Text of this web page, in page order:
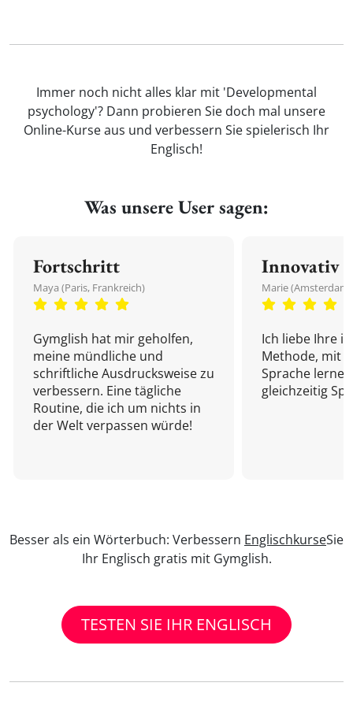
Immer noch nicht alles klar mit 'Developmental
psychology'? Dann probieren Sie doch mal unsere
Online-Kurse aus und verbessern Sie spielerisch Ihr
Englisch!
Was unsere User sagen:
Fortschritt
Maya (Paris, Frankreich)
Gymglish hat mir geholfen,
meine mündliche und
schriftliche Ausdrucksweise zu
verbessern. Eine tägliche
Routine, die ich um nichts in
der Welt verpassen würde!
Innovativ
Marie
Ich liebe Ihre
Methode, mit
Sprache
gleichzeitig
Besser als ein Wörterbuch: Verbessern EnglischkurseSie
Ihr Englisch gratis mit Gymglish.
TESTEN SIE IHR ENGLISCH